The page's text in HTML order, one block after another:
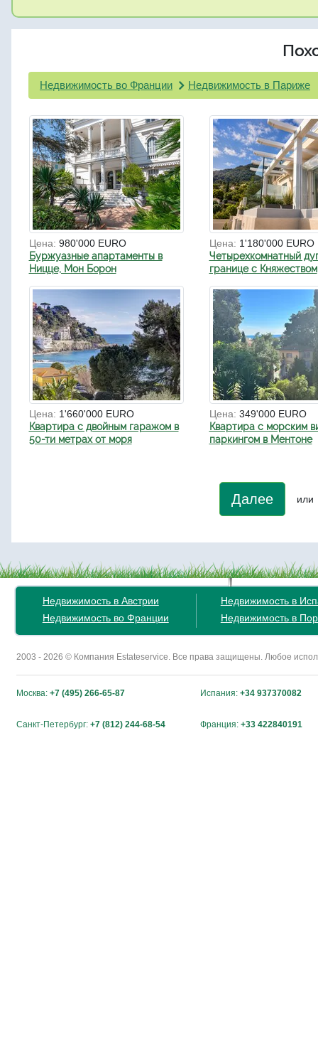
Недвижимость во Франции Недвижимость в Париже
Цена: 980'000 EURO
Буржуазные апартаменты в
Ницце, Мон Борон
Цена: 1'180'000 EURO
Четырехкомнатный
границе с Княжеством
Цена: 1'660'000 EURO
Квартира с двойным гаражом в
50-ти метрах от моря
Цена: 349'000 EURO
Квартира с морским
паркингом в Ментоне
Далее или
Недвижимость в Австрии
Недвижимость во Франции
Недвижимость в
Недвижимость в
2003 - 2026 © Компания Estateservice. Все права защищены. Любое
Москва: +7 (495) 266-65-87 Испания: +34 937370082
Санкт-Петербург: +7 (812) 244-68-54 Франция: +33 422840191